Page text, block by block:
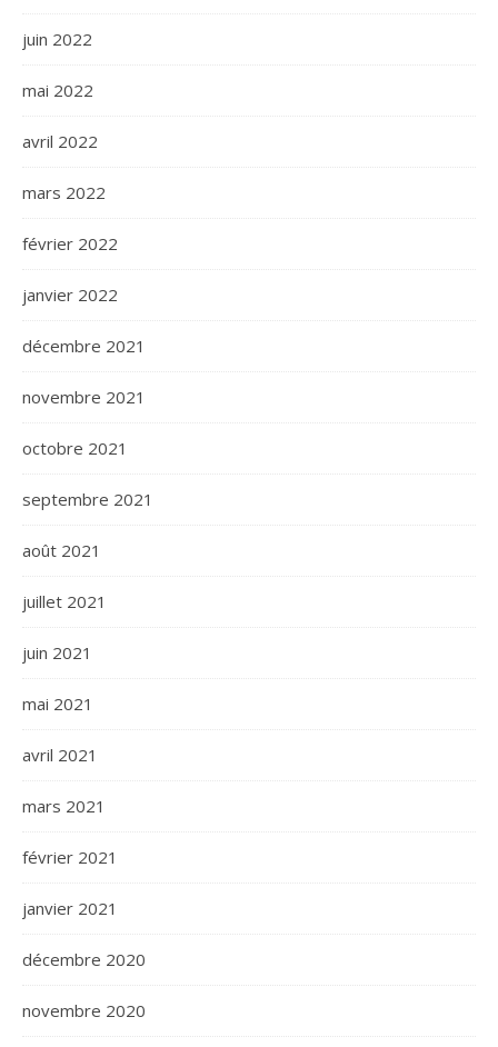
juin 2022
mai 2022
avril 2022
mars 2022
février 2022
janvier 2022
décembre 2021
novembre 2021
octobre 2021
septembre 2021
août 2021
juillet 2021
juin 2021
mai 2021
avril 2021
mars 2021
février 2021
janvier 2021
décembre 2020
novembre 2020